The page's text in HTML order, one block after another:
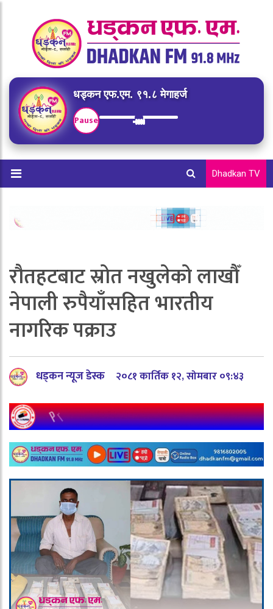
धड्कन एफ.एम. ९१.८ मेगाहर्ज
Pause
Dhadkan TV
रौतहटबाट स्रोत नखुलेको लाखौँ
नेपाली रुपैयाँसहित भारतीय
नागरिक पक्राउ
धड्कन न्यूज डेस्क २०८१ कार्तिक १२, सोमबार ०९:४३